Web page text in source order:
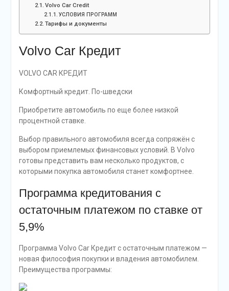
Volvo Car Credit
УСЛОВИЯ ПРОГРАММ
Тарифы и документы
Volvo Car Кредит
VOLVO CAR КРЕДИТ
Комфортный кредит. По-шведски
Приобретите автомобиль по еще более низкой
процентной ставке.
Выбор правильного автомобиля всегда сопряжён с
выбором приемлемых финансовых условий. В Volvo
готовы представить вам несколько продуктов, с
которыми покупка автомобиля станет комфортнее.
Программа кредитования с
остаточным платежом по ставке от
5,9%
Программа Volvo Car Кредит с остаточным платежом —
новая философия покупки и владения автомобилем.
Преимущества программы: